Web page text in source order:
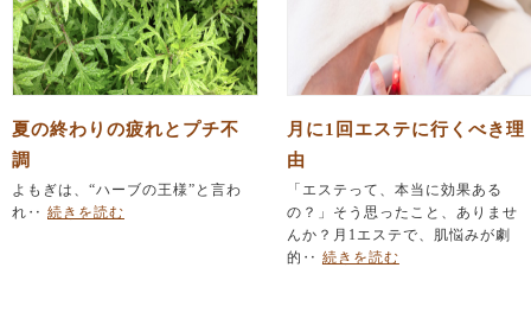
夏の終わりの疲れとプチ不
調
よもぎは、“ハーブの王様”と言わ
れ‥ 続きを読む
月に1回エステに行くべき理
由
「エステって、本当に効果ある
の？」そう思ったこと、ありませ
んか？月1エステで、肌悩みが劇
的‥ 続きを読む